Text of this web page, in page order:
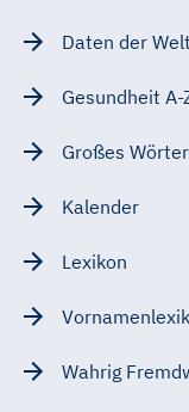
Daten der
Gesundheit A-
Großes
Kalender
Lexikon
Wahrig